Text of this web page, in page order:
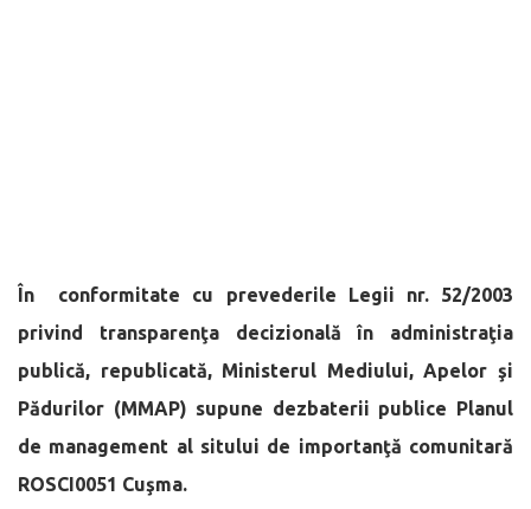
În conformitate cu prevederile Legii nr. 52/2003
privind transparenţa decizională în administraţia
publică, republicată, Ministerul Mediului, Apelor şi
Pădurilor (MMAP) supune dezbaterii publice Planul
de management al sitului de importanţă comunitară
ROSCI0051 Cuşma.